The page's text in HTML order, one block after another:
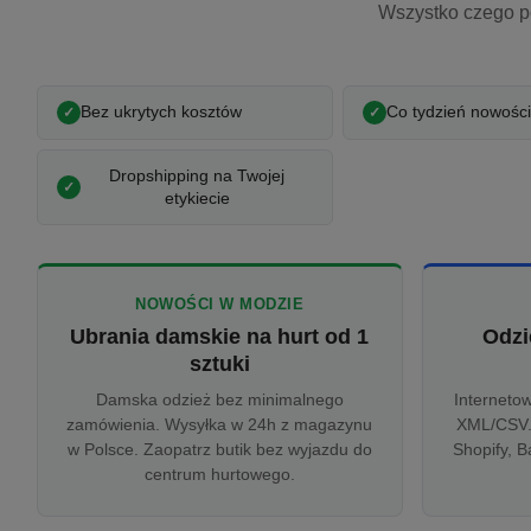
Wszystko czego
Bez ukrytych kosztów Co tydzień nowości
Dropshipping na Twojej
etykiecie
NOWOŚCI W MODZIE
Ubrania damskie na hurt od 1
sztuki
Damska odzież bez minimalnego
zamówienia. Wysyłka w 24h z magazynu
w Polsce. Zaopatrz butik bez wyjazdu do
centrum hurtowego.
XML/
Shopify,